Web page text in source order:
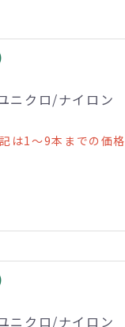
ニクロ/ナイロン
は1～9本までの価格
ニクロ/ナイロン